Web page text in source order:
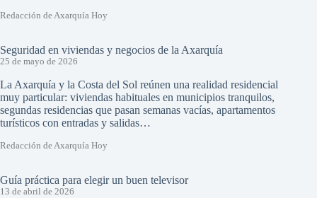
Redacción de Axarquía Hoy
Seguridad en viviendas y negocios de la Axarquía
25 de mayo de 2026
La Axarquía y la Costa del Sol reúnen una realidad residencial
muy particular: viviendas habituales en municipios tranquilos,
segundas residencias que pasan semanas vacías, apartamentos
turísticos con entradas y salidas…
Redacción de Axarquía Hoy
Guía práctica para elegir un buen televisor
13 de abril de 2026